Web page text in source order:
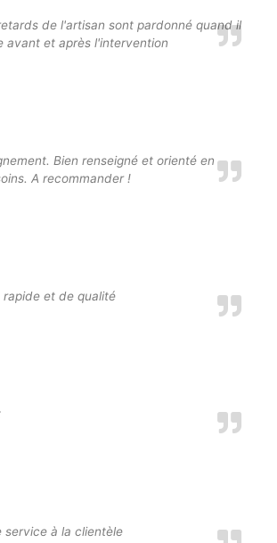
de l'artisan sont pardonné quand il
avant et après l'intervention
Bien renseigné et orienté en
A recommander !
et de qualité
service à la clientèle